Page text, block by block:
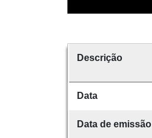
Descrição
Data
Data de emissão